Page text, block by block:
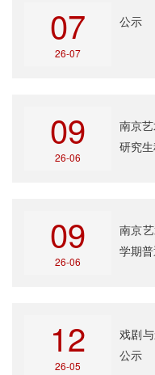
07
26-07
公示
09
26-06
南京
研究
09
26-06
南京
学期
12
26-05
戏剧
公示